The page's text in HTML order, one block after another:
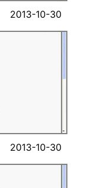
2013-10-30
2013-10-30